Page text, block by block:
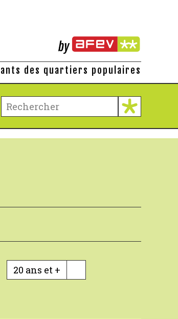
des quartiers populaires
20 ans et +